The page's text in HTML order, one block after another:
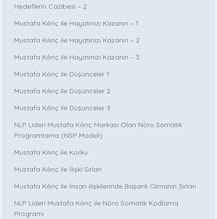
Hedeflerin Cazibesi – 2
Mustafa Kılınç ile Hayatınızı Kazanın – 1
Mustafa Kılınç ile Hayatınızı Kazanın – 2
Mustafa Kılınç ile Hayatınızı Kazanın – 3
Mustafa Kılınç ile Düşünceler 1
Mustafa Kılınç ile Düşünceler 2
Mustafa Kılınç ile Düşünceler 3
NLP Lideri Mustafa Kılınç Markası Olan Nöro Somatik
Programlama (NSP Modeli)
Mustafa Kılınç ile Korku
Mustafa Kılınç ile İlişki Sırları
Mustafa Kılınç ile İnsan ilişkilerinde Başarılı Olmanın Sırları
NLP Lideri Mustafa Kılınç ile Nöro Somatik Kodlama
Programı